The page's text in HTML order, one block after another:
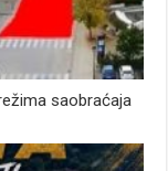
saobraćaja